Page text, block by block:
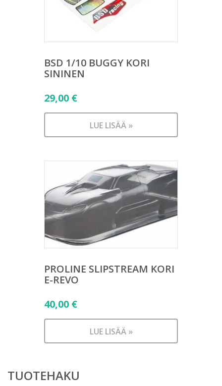
BSD 1/10 BUGGY KORI
SININEN
29,00 €
LUE LISÄÄ »
PROLINE SLIPSTREAM KORI
E-REVO
40,00 €
LUE LISÄÄ »
TUOTEHAKU